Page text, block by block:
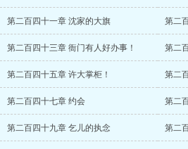
第二百四十一章 沈家的大旗 第二
第二百四十三章 衙门有人好办事！ 第二
第二百四十五章 许大掌柜！ 第二
第二百四十七章 约会 第二
第二百四十九章 乞儿的执念 第二